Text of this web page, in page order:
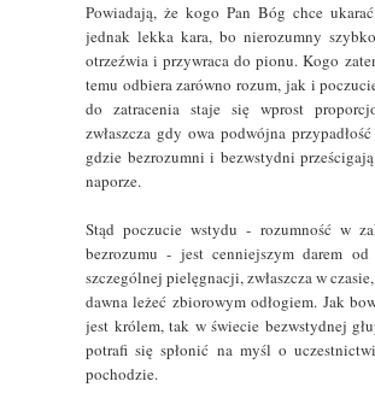
Powiadają, że kogo Pan Bóg chce
jednak lekka kara, bo nierozumny
otrzeźwia i przywraca do pionu. Kogo
temu odbiera zarówno rozum, jak i
do zatracenia staje się wprost
zwłaszcza gdy owa podwójna
gdzie bezrozumni i bezwstydni
naporze.
Stąd poczucie wstydu - rozumność w
bezrozumu - jest cenniejszym darem
szczególnej pielęgnacji, zwłaszcza w
dawna leżeć zbiorowym odłogiem. Jak
jest królem, tak w świecie bezwstydnej
potrafi się spłonić na myśl o
pochodzie.